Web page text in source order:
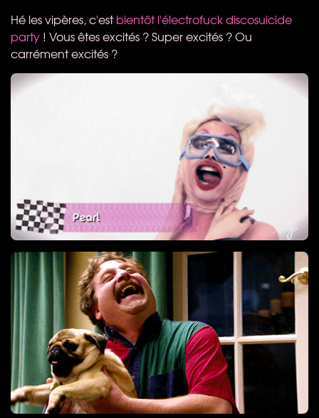
Hé les vipères, c'estbientôt l'électrofuck discosuicide
party ! Vous êtes excités ? Super excités ? Ou
carrément excités ?